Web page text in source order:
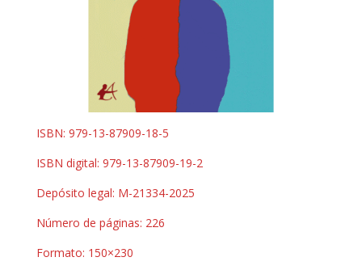
ISBN: 979-13-87909-18-5
ISBN digital: 979-13-87909-19-2
Depósito legal: M-21334-2025
Número de páginas: 226
Formato: 150×230